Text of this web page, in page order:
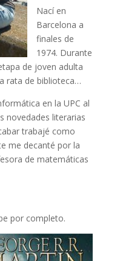
Nací en
Barcelona a
finales de
1974. Durante
de joven adulta
rata de biblioteca…
en la UPC al
novedades literarias
trabajé como
me decanté por la
de matemáticas
por completo.